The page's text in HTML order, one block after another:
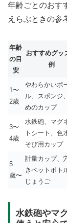
年齢ごとのおす
えらぶときの参
年齢
の目
安
おすすめグッ
例
1〜
2歳
やわらかいボ
ル、スポンジ
めのカップ
3〜
4歳
水鉄砲、マグ
トシート、色
そび用カップ
5
歳〜
計量カップ、
きペットボト
じょうご
水鉄砲やマ